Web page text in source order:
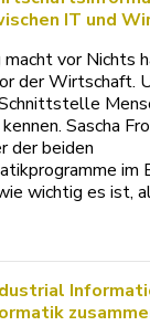
IT und
vor Nichts
der Wirtschaft.
Sascha
der beiden
im
wichtig es ist,